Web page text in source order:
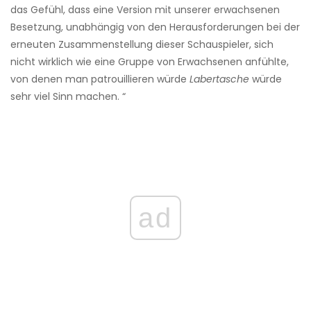
das Gefühl, dass eine Version mit unserer erwachsenen
Besetzung, unabhängig von den Herausforderungen bei der
erneuten Zusammenstellung dieser Schauspieler, sich
nicht wirklich wie eine Gruppe von Erwachsenen anfühlte,
von denen man patrouillieren würde Labertasche würde
sehr viel Sinn machen. “
ad